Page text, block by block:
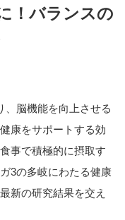
！バランスの
、脳機能を向上させる
康をサポートする効
事で積極的に摂取す
3の多岐にわたる健康
新の研究結果を交え